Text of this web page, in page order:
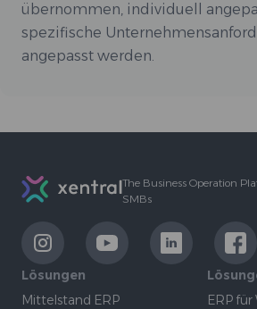
übernommen, individuell
spezifische
angepasst werden.
The Business Operation
SMBs
LinkExternalLinkExternalLinkExternal
Lösungen
Mittelstand ERP
ERP für